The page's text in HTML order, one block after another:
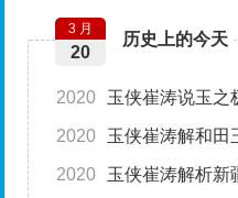
历史上的今天
3 月
20
2020 玉侠崔涛说玉之
2020 玉侠崔涛解和田
2020 玉侠崔涛解析新